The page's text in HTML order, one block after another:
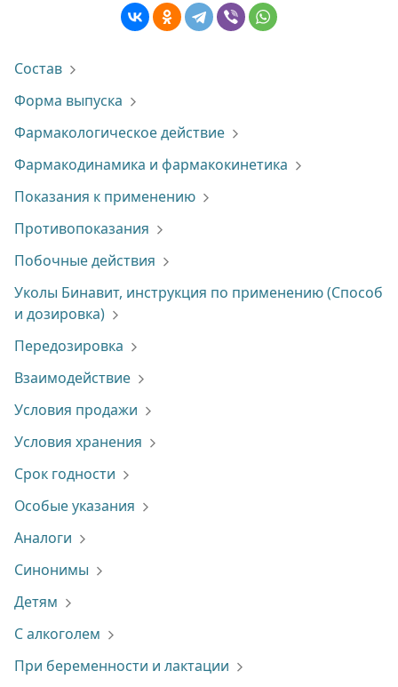
Состав
Форма выпуска
Фармакологическое действие
Фармакодинамика и фармакокинетика
Показания к применению
Противопоказания
Побочные действия
Уколы Бинавит, инструкция по применению (Способ
и дозировка)
Передозировка
Взаимодействие
Условия продажи
Условия хранения
Срок годности
Особые указания
Аналоги
Синонимы
Детям
С алкоголем
При беременности и лактации